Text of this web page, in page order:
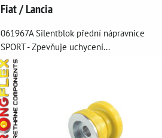
Fiat / Lancia
061967A Silentblok přední nápravnice
SPORT - Zpevňuje uchycení...